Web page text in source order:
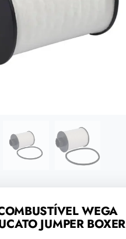
WEGA
JUMPER BOXER